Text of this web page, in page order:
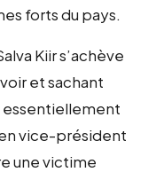
forts du pays.
Kiir s’achève
et sachant
essentiellement
vice-président
une victime